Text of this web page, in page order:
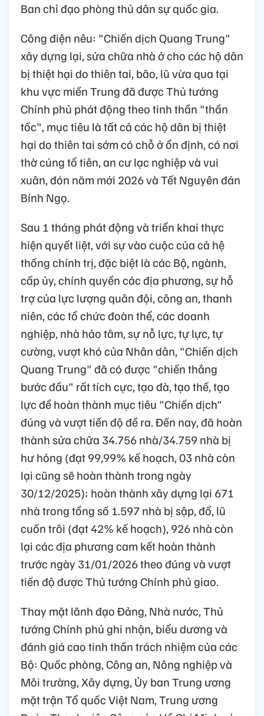
Ban chỉ đạo phòng thủ dân sự quốc gia.
Công điện nêu: "Chiến dịch Quang Trung"
xây dựng lại, sửa chữa nhà ở cho các hộ dân
bị thiệt hại do thiên tai, bão, lũ vừa qua tại
khu vực miền Trung đã được Thủ tướng
Chính phủ phát động theo tinh thần "thần
tốc", mục tiêu là tất cả các hộ dân bị thiệt
hại do thiên tai sớm có chỗ ở ổn định, có nơi
thờ cúng tổ tiên, an cư lạc nghiệp và vui
xuân, đón năm mới 2026 và Tết Nguyên đán
Bính Ngọ.
Sau 1 tháng phát động và triển khai thực
hiện quyết liệt, với sự vào cuộc của cả hệ
thống chính trị, đặc biệt là các Bộ, ngành,
cấp ủy, chính quyền các địa phương, sự hỗ
trợ của lực lượng quân đội, công an, thanh
niên, các tổ chức đoàn thể, các doanh
nghiệp, nhà hảo tâm, sự nỗ lực, tự lực, tự
cường, vượt khó của Nhân dân, "Chiến dịch
Quang Trung" đã có được "chiến thắng
bước đầu" rất tích cực, tạo đà, tạo thế, tạo
lực để hoàn thành mục tiêu "Chiến dịch"
đúng và vượt tiến độ đề ra. Đến nay, đã hoàn
thành sửa chữa 34.756 nhà/34.759 nhà bị
hư hỏng (đạt 99,99% kế hoạch, 03 nhà còn
lại cũng sẽ hoàn thành trong ngày
30/12/2025); hoàn thành xây dựng lại 671
nhà trong tổng số 1.597 nhà bị sập, đổ, lũ
cuốn trôi (đạt 42% kế hoạch), 926 nhà còn
lại các địa phương cam kết hoàn thành
trước ngày 31/01/2026 theo đúng và vượt
tiến độ được Thủ tướng Chính phủ giao.
Thay mặt lãnh đạo Đảng, Nhà nước, Thủ
tướng Chính phủ ghi nhận, biểu dương và
đánh giá cao tinh thần trách nhiệm của các
Bộ: Quốc phòng, Công an, Nông nghiệp và
Môi trường, Xây dựng, Ủy ban Trung ương
mặt trận Tổ quốc Việt Nam, Trung ương